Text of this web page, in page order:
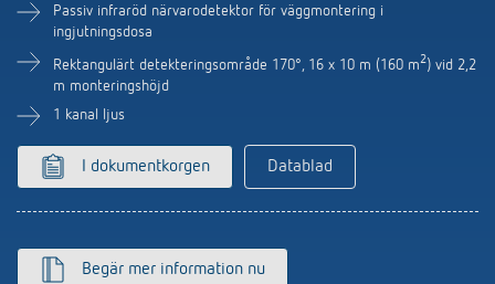
Apparna från Theben
Historia
Passiv infraröd närvarodetektor för väggmontering i
ingjutningsdosa
Rektangulärt detekteringsområde 170°, 16 x 10 m (160 m2) vid 2,2
m monteringshöjd
1 kanal ljus
I dokumentkorgen Datablad
Begär mer information nu